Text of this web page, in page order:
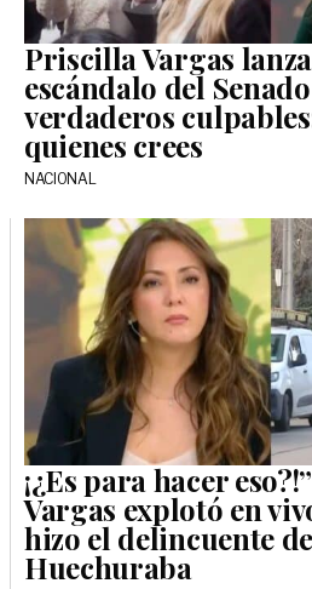
Priscilla Vargas
escándalo del
verdaderos
quienes crees
NACIONAL
¡¿Es para hacer
Vargas explotó en
hizo el delincuente
Huechuraba